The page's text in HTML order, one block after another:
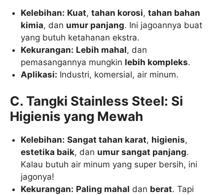
Kelebihan: Kuat,tahan korosi,tahan bahan
kimia, dan umur panjang. Ini jagoannya buat
yang butuh ketahanan ekstra.
Kekurangan: Lebih mahal, dan
pemasangannya mungkin lebih kompleks.
Aplikasi: Industri, komersial, air minum.
C. Tangki Stainless Steel: Si
Higienis yang Mewah
Kelebihan: Sangat tahan karat, higienis,
estetika baik, dan umur sangat panjang.
Kalau butuh air minum yang super bersih, ini
jagonya!
Kekurangan: Paling mahal dan berat. Tapi